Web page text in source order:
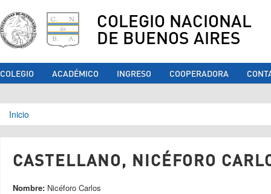
COLEGIO NACIONAL
DE BUENOS AIRES
COLEGIO ACADÉMICO INGRESO COOPERADORA
Se encuentra usted aquí
Inicio
CASTELLANO, NICÉFORO
Nombre: Nicéforo Carlos